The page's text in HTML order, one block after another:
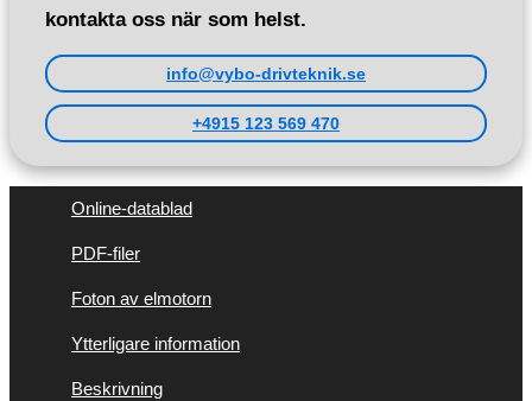
kontakta oss när som helst.
info@vybo-drivteknik.se
+4915 123 569 470
Online-datablad
PDF-filer
Foton av elmotorn
Ytterligare information
Beskrivning